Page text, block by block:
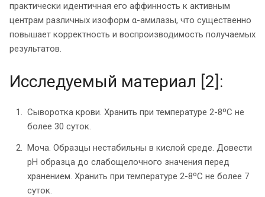
практически идентичная его аффинность к активным
центрам различных изоформ α-амилазы, что существенно
повышает корректность и воспроизводимость получаемых
результатов.
Исследуемый материал [2]:
Сыворотка крови. Хранить при температуре 2-8ºС не
более 30 суток.
Моча. Образцы нестабильны в кислой среде. Довести
рН образца до слабощелочного значения перед
хранением. Хранить при температуре 2-8ºС не более 7
суток.